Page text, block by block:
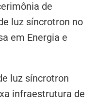
de
luz síncrotron no
em Energia e
luz síncrotron
infraestrutura de